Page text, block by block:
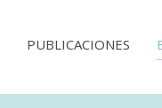
PUBLICACIONES